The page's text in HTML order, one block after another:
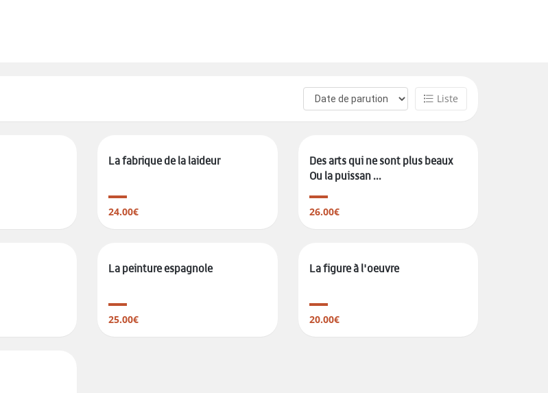
Liste
La fabrique de la laideur
24.00€
Des arts qui ne sont plus beaux
Ou la puissan ...
26.00€
La peinture espagnole
25.00€
La figure à l'oeuvre
20.00€